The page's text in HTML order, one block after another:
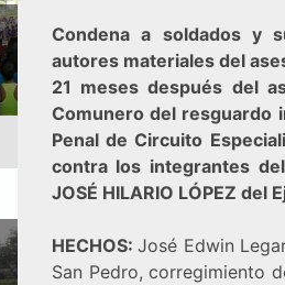
Condena a soldados y
autores materiales del
21 meses después del
Comunero del resguardo
Penal de Circuito
contra los integrantes
JOSÉ HILARIO LÓPEZ del
HECHOS:José Edwin
San Pedro, corregimiento